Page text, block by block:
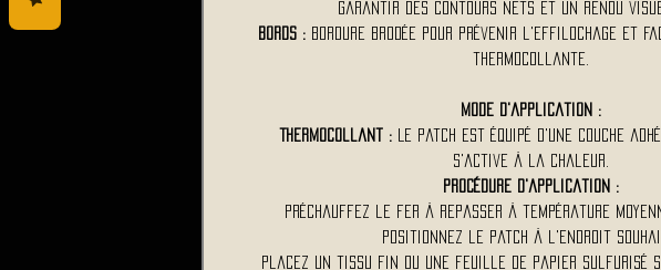
garantir des contours nets et un rendu
Bords :Bordure brodée pour prévenir l'effilochage et
thermocollante.
Mode d'application :
Thermocollant : Le patch est équipé d'une couche
s'active à la chaleur.
Procédure d'application :
Préchauffez le fer à repasser à température
Positionnez le patch à l'endroit
Placez un tissu fin ou une feuille de papier sulfurisé